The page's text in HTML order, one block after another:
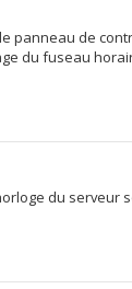
panneau de
du fuseau
du serveur